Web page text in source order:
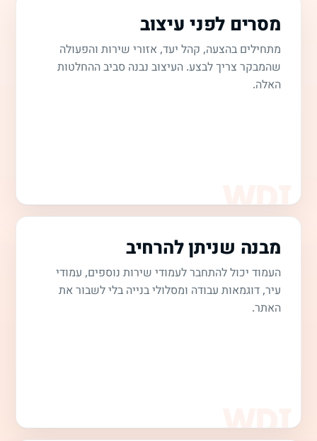
מסרים לפני עיצוב
מתחילים בהצעה, קהל יעד, אזורי שירות והפעולה
שהמבקר צריך לבצע. העיצוב נבנה סביב ההחלטות
האלה.
מבנה שניתן להרחיב
העמוד יכול להתחבר לעמודי שירות נוספים, עמודי
עיר, דוגמאות עבודה ומסלולי בנייה בלי לשבור את
האתר.